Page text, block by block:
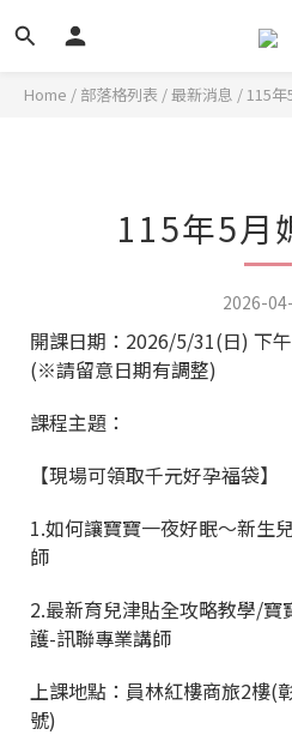
Home / 部落格列表 /最新消息 /115年
115年5月
2026-
開課日期：2026/5/31(日) 下
(※請留意日期有調整)
課程主題：
【現場可領取千元好孕福袋】
1.如何讓寶寶一夜好眠〜新生
師
2.最新育兒津貼全攻略教學/
護-訊聯專業講師
上課地點：員林紅樓商旅2樓(
號)